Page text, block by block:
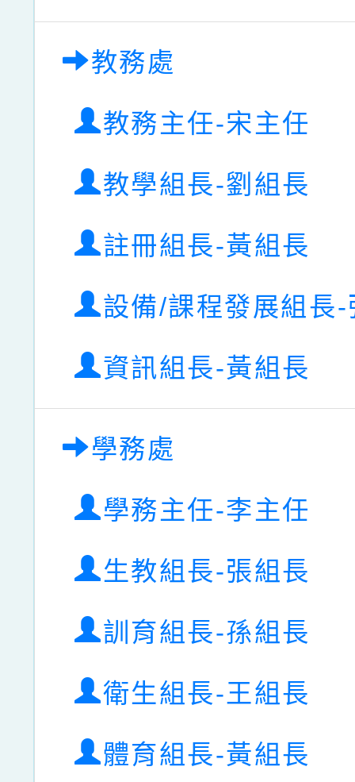
教務處
教務主任-宋主任
教學組長-劉組長
註冊組長-黃組長
設備/課程發展組長-
資訊組長-黃組長
學務處
學務主任-李主任
生教組長-張組長
訓育組長-孫組長
衛生組長-王組長
體育組長-黃組長